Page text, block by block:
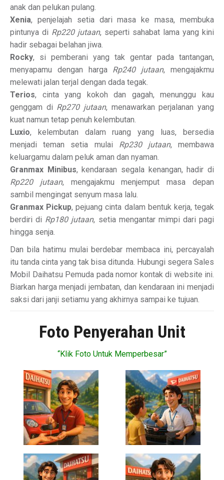
anak dan pelukan pulang.
Xenia, penjelajah setia dari masa ke masa, membuka
pintunya di Rp220 jutaan, seperti sahabat lama yang kini
hadir sebagai belahan jiwa.
Rocky, si pemberani yang tak gentar pada tantangan,
menyapamu dengan harga Rp240 jutaan, mengajakmu
melewati jalan terjal dengan dada tegak.
Terios, cinta yang kokoh dan gagah, menunggu kau
genggam di Rp270 jutaan, menawarkan perjalanan yang
kuat namun tetap penuh kelembutan.
Luxio, kelembutan dalam ruang yang luas, bersedia
menjadi teman setia mulai Rp230 jutaan, membawa
keluargamu dalam peluk aman dan nyaman.
Granmax Minibus, kendaraan segala kenangan, hadir di
Rp220 jutaan, mengajakmu menjemput masa depan
sambil mengingat senyum masa lalu.
Granmax Pickup, pejuang cinta dalam bentuk kerja, tegak
berdiri di Rp180 jutaan, setia mengantar mimpi dari pagi
hingga senja.
Dan bila hatimu mulai berdebar membaca ini, percayalah
itu tanda cinta yang tak bisa ditunda. Hubungi segera Sales
Mobil Daihatsu Pemuda pada nomor kontak di website ini.
Biarkan harga menjadi jembatan, dan kendaraan ini menjadi
saksi dari janji setiamu yang akhirnya sampai ke tujuan.
Foto Penyerahan Unit
“Klik Foto Untuk Memperbesar”